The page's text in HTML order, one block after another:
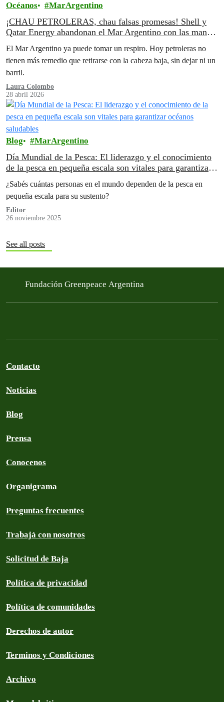
Océanos MarArgentino
¡CHAU PETROLERAS, chau falsas promesas! Shell y
Qatar Energy abandonan el Mar Argentino con las manos
El Mar Argentino ya puede tomar un respiro. Hoy petroleras no
tienen más remedio que retirarse con la cabeza baja, sin dejar ni un
barril.
Laura Colombo
28 abril 2026
Blog MarArgentino
Día Mundial de la Pesca: El liderazgo y el conocimiento
de la pesca en pequeña escala son vitales para garantizar
océanos saludables
¿Sabés cuántas personas en el mundo dependen de la pesca en
pequeña escala para su sustento?
Editor
26 noviembre 2025
See all posts
Fundación Greenpeace Argentina
Contacto
Noticias
Blog
Prensa
Conocenos
Organigrama
Preguntas frecuentes
Trabajá con nosotros
Solicitud de Baja
Política de privacidad
Política de comunidades
Derechos de autor
Terminos y Condiciones
Archivo